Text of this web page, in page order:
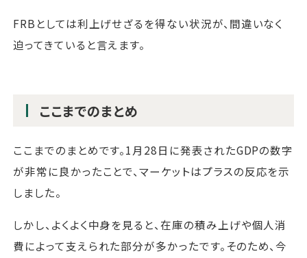
FRBとしては利上げせざるを得ない状況が、間違いなく
迫ってきていると言えます。
ここまでのまとめ
ここまでのまとめです。1月28日に発表されたGDPの数字
が非常に良かったことで、マーケットはプラスの反応を示
しました。
しかし、よくよく中身を見ると、在庫の積み上げや個人消
費によって支えられた部分が多かったです。そのため、今